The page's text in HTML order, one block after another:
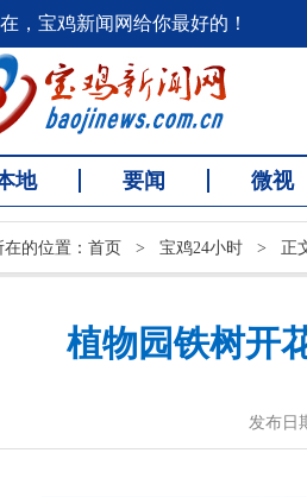
，宝鸡新闻网给你最好的！
地 要闻 微视
的位置： 首页 > 宝鸡24小时 > 正
植物园铁树开
发布日